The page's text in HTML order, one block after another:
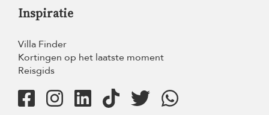
Inspiratie
Villa Finder
Kortingen op het laatste moment
Reisgids